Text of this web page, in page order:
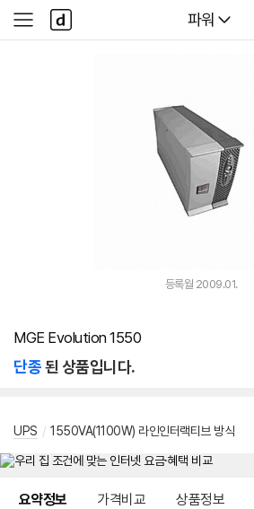
다나와
파워
사
이
다
나
와
등록월 2009.01.
MGE Evolution 1550
단종된 상품입니다.
UPS / 1550VA(1100W) 라인인터랙티브 방식
요약정보 가격비교 상품정보